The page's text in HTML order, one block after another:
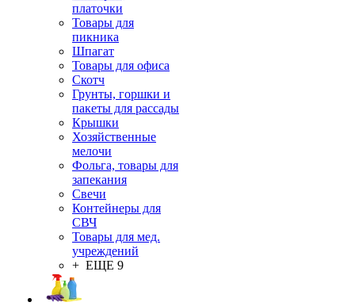
платочки
Товары для
пикника
Шпагат
Товары для офиса
Скотч
Грунты, горшки и
пакеты для рассады
Крышки
Хозяйственные
мелочи
Фольга, товары для
запекания
Свечи
Контейнеры для
СВЧ
Товары для мед.
учреждений
+ ЕЩЕ 9